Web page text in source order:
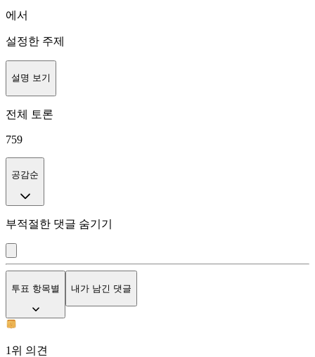
에서
설정한 주제
설명 보기
전체 토론
759
공감순
부적절한 댓글 숨기기
투표 항목별 내가 남긴 댓글
1위 의견